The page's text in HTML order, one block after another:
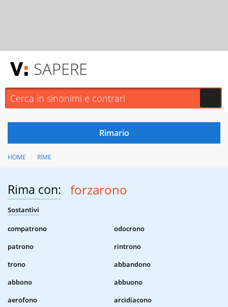
SAPERE
HOME RIME
Rima con: forzarono
Sostantivi
compatrono
odocrono
patrono
rintrono
trono
abbandono
abbono
abbuono
aerofono
arcidiacono